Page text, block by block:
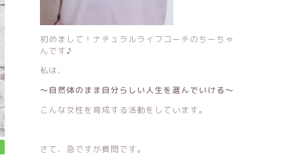
初めまして！ナチュラルライフコーチのちーちゃ
んです♪
私は、
〜自然体のまま自分らしい人生を選んでいける〜
こんな女性を育成する活動をしています。
さて、急ですが質問です。